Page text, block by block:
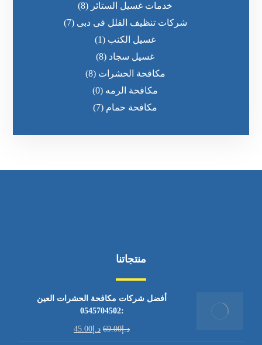
خدمات غسيل الستائر (8)
شركات تنظيف الفلل فى دبى (7)
غسيل الكنب (1)
غسيل سجاد (8)
مكافحة الحشرات (8)
مكافحة الرمه (0)
مكافحة حمام (7)
منتجاتنا
أفضل شركات مكافحة الحشرات العين
:0545704502
د.إ69.00 د.إ 45.00